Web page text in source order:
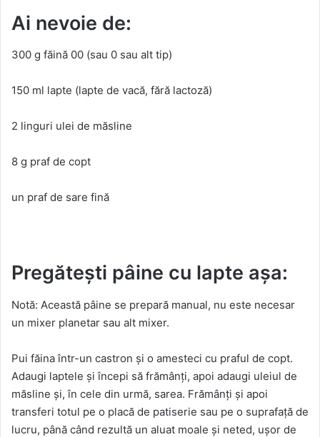
Ai nevoie de:
300 g făină 00 (sau 0 sau alt tip)
150 ml lapte (lapte de vacă, fără lactoză)
2 linguri ulei de măsline
8 g praf de copt
un praf de sare fină
Pregătești pâine cu lapte așa:
Notă: Această pâine se prepară manual, nu este necesar
un mixer planetar sau alt mixer.
Pui făina într-un castron și o amesteci cu praful de copt.
Adaugi laptele și începi să frămânți, apoi adaugi uleiul de
măsline și, în cele din urmă, sarea. Frămânți și apoi
transferi totul pe o placă de patiserie sau pe o suprafață de
lucru, până când rezultă un aluat moale și neted, ușor de